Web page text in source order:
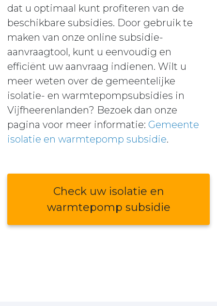
dat u optimaal kunt profiteren van de
beschikbare subsidies. Door gebruik te
maken van onze online subsidie-
aanvraagtool, kunt u eenvoudig en
efficiënt uw aanvraag indienen. Wilt u
meer weten over de gemeentelijke
isolatie- en warmtepompsubsidies in
Vijfheerenlanden? Bezoek dan onze
pagina voor meer informatie: Gemeente
isolatie en warmtepomp subsidie.
Check uw isolatie en
warmtepomp subsidie